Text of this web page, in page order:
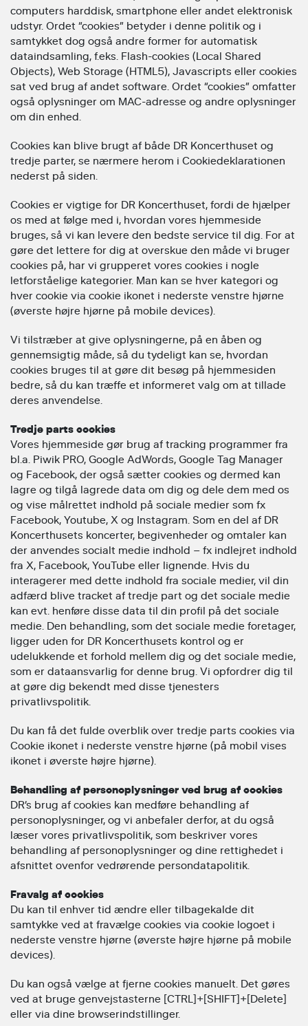
computers harddisk, smartphone eller andet elektronisk
udstyr. Ordet “cookies” betyder i denne politik og i
samtykket dog også andre former for automatisk
dataindsamling, f.eks. Flash-cookies (Local Shared
Objects), Web Storage (HTML5), Javascripts eller cookies
sat ved brug af andet software. Ordet “cookies” omfatter
også oplysninger om MAC-adresse og andre oplysninger
om din enhed.
Cookies kan blive brugt af både DR Koncerthuset og
tredje parter, se nærmere herom i Cookiedeklarationen
nederst på siden.
Cookies er vigtige for DR Koncerthuset, fordi de hjælper
os med at følge med i, hvordan vores hjemmeside
bruges, så vi kan levere den bedste service til dig. For at
gøre det lettere for dig at overskue den måde vi bruger
cookies på, har vi grupperet vores cookies i nogle
letforståelige kategorier. Man kan se hver kategori og
hver cookie via cookie ikonet i nederste venstre hjørne
(øverste højre hjørne på mobile devices).
Vi tilstræber at give oplysningerne, på en åben og
gennemsigtig måde, så du tydeligt kan se, hvordan
cookies bruges til at gøre dit besøg på hjemmesiden
bedre, så du kan træffe et informeret valg om at tillade
deres anvendelse.
Tredje parts cookies
Vores hjemmeside gør brug af tracking programmer fra
bl.a. Piwik PRO, Google AdWords, Google Tag Manager
og Facebook, der også sætter cookies og dermed kan
lagre og tilgå lagrede data om dig og dele dem med os
og vise målrettet indhold på sociale medier som fx
Facebook, Youtube, X og Instagram. Som en del af DR
Koncerthusets koncerter, begivenheder og omtaler kan
der anvendes socialt medie indhold – fx indlejret indhold
fra X, Facebook, YouTube eller lignende. Hvis du
interagerer med dette indhold fra sociale medier, vil din
adfærd blive tracket af tredje part og det sociale medie
kan evt. henføre disse data til din profil på det sociale
medie. Den behandling, som det sociale medie foretager,
ligger uden for DR Koncerthusets kontrol og er
udelukkende et forhold mellem dig og det sociale medie,
som er dataansvarlig for denne brug. Vi opfordrer dig til
at gøre dig bekendt med disse tjenesters
privatlivspolitik.
Du kan få det fulde overblik over tredje parts cookies via
Cookie ikonet i nederste venstre hjørne (på mobil vises
ikonet i øverste højre hjørne).
Behandling af personoplysninger ved brug af cookies
DR’s brug af cookies kan medføre behandling af
personoplysninger, og vi anbefaler derfor, at du også
læser vores privatlivspolitik, som beskriver vores
behandling af personoplysninger og dine rettighedet i
afsnittet ovenfor vedrørende persondatapolitik.
Fravalg af cookies
Du kan til enhver tid ændre eller tilbagekalde dit
samtykke ved at fravælge cookies via cookie logoet i
nederste venstre hjørne (øverste højre hjørne på mobile
devices).
Du kan også vælge at fjerne cookies manuelt. Det gøres
ved at bruge genvejstasterne [CTRL]+[SHIFT]+[Delete]
eller via dine browserindstillinger.